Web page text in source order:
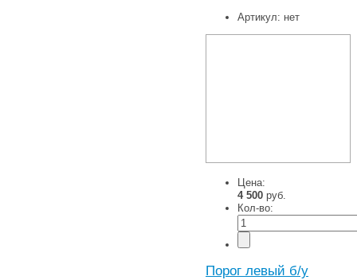
Артикул: нет
Цена:
4 500 руб.
Кол-во:
Порог левый б/у